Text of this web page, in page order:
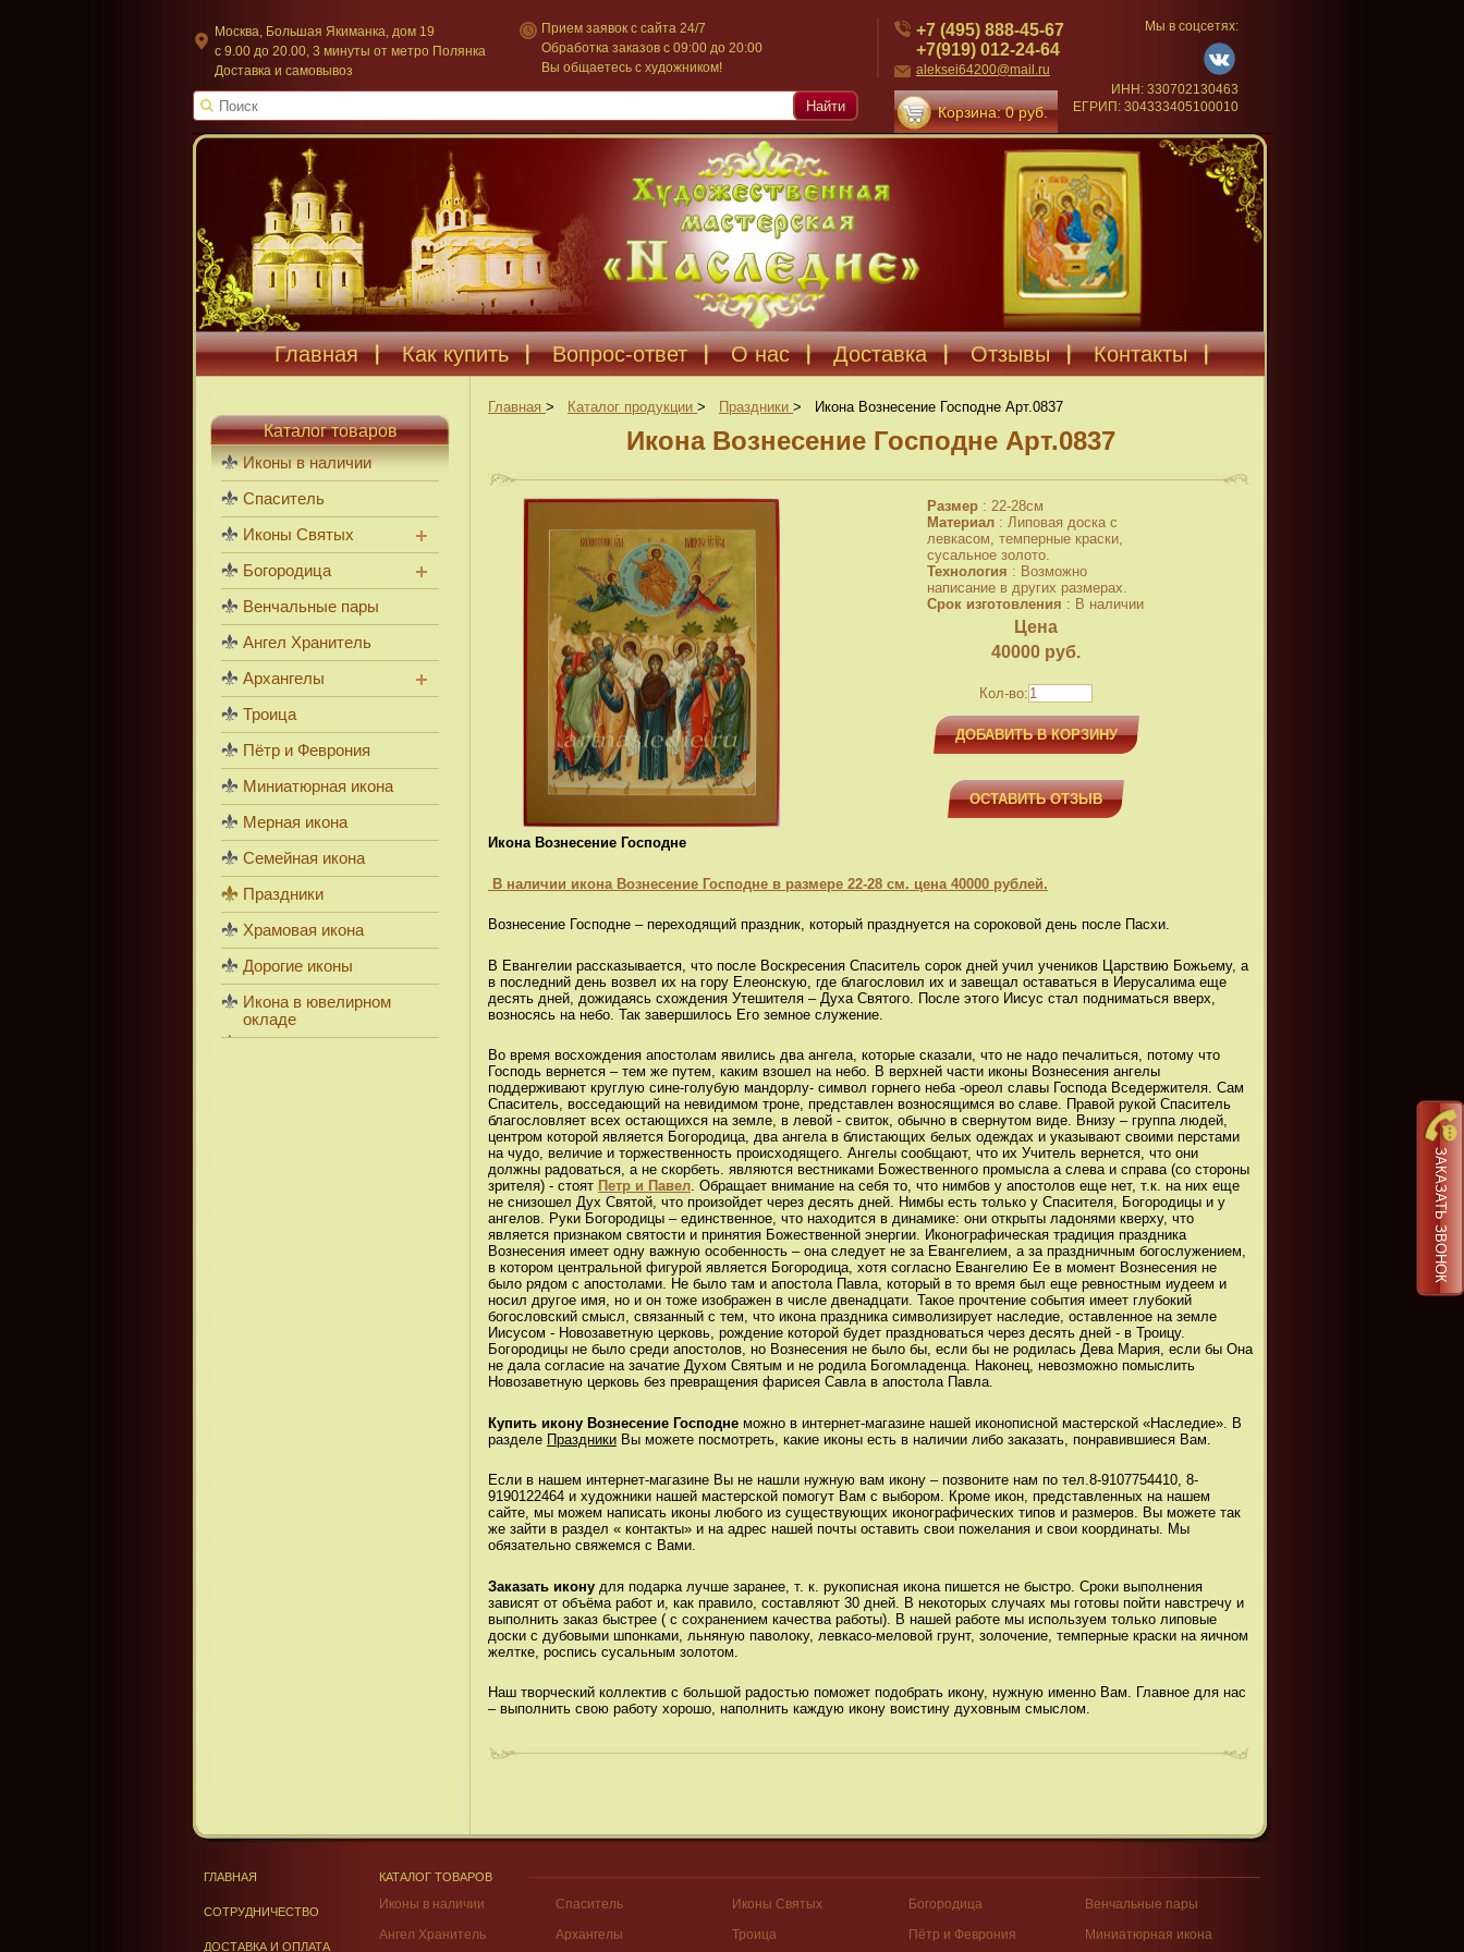
Москва, Большая Якиманка, дом 19
c 9.00 до 20.00, 3 минуты от метро Полянка
Доставка и самовывоз
Прием заявок с сайта 24/7
Обработка заказов с 09:00 до 20:00
Вы общаетесь с художником!
+7 (495) 888-45-67
+7(919) 012-24-64
aleksei64200@mail.ru
Корзина: 0 руб.
Мы в соцсетях:
ИНН: 330702130463
ЕГРИП: 304333405100010
Найти
Главная Как купить Вопрос-ответ О нас Доставка Отзывы Контакты
Главная > Каталог продукции > Праздники > Икона Вознесение Господне Арт.0837
Икона Вознесение Господне Арт.0837
Размер : 22-28см
Материал : Липовая доска с
левкасом, темперные краски,
сусальное золото.
Технология : Возможно
написание в других размерах.
Срок изготовления : В наличии
Цена
40000 руб.
Кол-во:
ДОБАВИТЬ В КОРЗИНУ
ОСТАВИТЬ ОТЗЫВ
Икона Вознесение Господне
В наличии икона Вознесение Господне в размере 22-28 см. цена 40000 рублей.
Вознесение Господне – переходящий праздник, который празднуется на сороковой день после Пасхи.
В Евангелии рассказывается, что после Воскресения Спаситель сорок дней учил учеников Царствию Божьему, а
в последний день возвел их на гору Елеонскую, где благословил их и завещал оставаться в Иерусалима еще
десять дней, дожидаясь схождения Утешителя – Духа Святого. После этого Иисус стал подниматься вверх,
возносясь на небо. Так завершилось Его земное служение.
Во время восхождения апостолам явились два ангела, которые сказали, что не надо печалиться, потому что
Господь вернется – тем же путем, каким взошел на небо. В верхней части иконы Вознесения ангелы
поддерживают круглую сине-голубую мандорлу- символ горнего неба -ореол славы Господа Вседержителя. Сам
Спаситель, восседающий на невидимом троне, представлен возносящимся во славе. Правой рукой Спаситель
благословляет всех остающихся на земле, в левой - свиток, обычно в свернутом виде. Внизу – группа людей,
центром которой является Богородица, два ангела в блистающих белых одеждах и указывают своими перстами
на чудо, величие и торжественность происходящего. Ангелы сообщают, что их Учитель вернется, что они
должны радоваться, а не скорбеть. являются вестниками Божественного промысла а слева и справа (со стороны
зрителя) - стоят Петр и Павел. Обращает внимание на себя то, что нимбов у апостолов еще нет, т.к. на них еще
не снизошел Дух Святой, что произойдет через десять дней. Нимбы есть только у Спасителя, Богородицы и у
ангелов. Руки Богородицы – единственное, что находится в динамике: они открыты ладонями кверху, что
является признаком святости и принятия Божественной энергии. Иконографическая традиция праздника
Вознесения имеет одну важную особенность – она следует не за Евангелием, а за праздничным богослужением,
в котором центральной фигурой является Богородица, хотя согласно Евангелию Ее в момент Вознесения не
было рядом с апостолами. Не было там и апостола Павла, который в то время был еще ревностным иудеем и
носил другое имя, но и он тоже изображен в числе двенадцати. Такое прочтение события имеет глубокий
богословский смысл, связанный с тем, что икона праздника символизирует наследие, оставленное на земле
Иисусом - Новозаветную церковь, рождение которой будет праздноваться через десять дней - в Троицу.
Богородицы не было среди апостолов, но Вознесения не было бы, если бы не родилась Дева Мария, если бы Она
не дала согласие на зачатие Духом Святым и не родила Богомладенца. Наконец, невозможно помыслить
Новозаветную церковь без превращения фарисея Савла в апостола Павла.
Купить икону Вознесение Господне можно в интернет-магазине нашей иконописной мастерской «Наследие». В
разделе Праздники Вы можете посмотреть, какие иконы есть в наличии либо заказать, понравившиеся Вам.
Если в нашем интернет-магазине Вы не нашли нужную вам икону – позвоните нам по тел.8-9107754410, 8-
9190122464 и художники нашей мастерской помогут Вам с выбором. Кроме икон, представленных на нашем
сайте, мы можем написать иконы любого из существующих иконографических типов и размеров. Вы можете так
же зайти в раздел « контакты» и на адрес нашей почты оставить свои пожелания и свои координаты. Мы
обязательно свяжемся с Вами.
Заказать икону для подарка лучше заранее, т. к. рукописная икона пишется не быстро. Сроки выполнения
зависят от объёма работ и, как правило, составляют 30 дней. В некоторых случаях мы готовы пойти навстречу и
выполнить заказ быстрее ( с сохранением качества работы). В нашей работе мы используем только липовые
доски с дубовыми шпонками, льняную паволоку, левкасо-меловой грунт, золочение, темперные краски на яичном
желтке, роспись сусальным золотом.
Наш творческий коллектив с большой радостью поможет подобрать икону, нужную именно Вам. Главное для нас
– выполнить свою работу хорошо, наполнить каждую икону воистину духовным смыслом.
Каталог товаров
Иконы в наличии
Спаситель
Иконы Святых
Богородица
Венчальные пары
Ангел Хранитель
Архангелы
Троица
Пётр и Феврония
Миниатюрная икона
Мерная икона
Семейная икона
Праздники
Храмовая икона
Дорогие иконы
Икона в ювелирном
окладе
ЗАКАЗАТЬ ЗВОНОК
ГЛАВНАЯ
СОТРУДНИЧЕСТВО
ДОСТАВКА И ОПЛАТА
КАТАЛОГ ТОВАРОВ
Иконы в наличии Спаситель Иконы Святых Богородица
Венчальные пары
Ангел Хранитель
Архангелы Троица Пётр и Феврония Миниатюрная икона